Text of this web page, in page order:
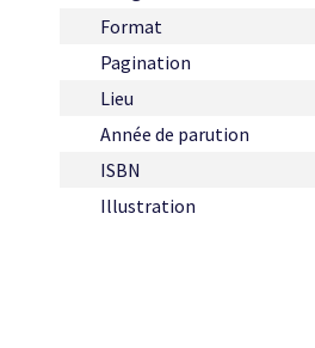
Format
Pagination
Lieu
Année de parution
ISBN
Illustration